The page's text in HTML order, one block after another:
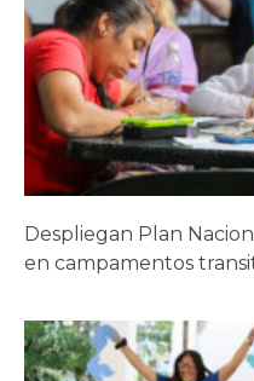
Despliegan Plan
en campamentos